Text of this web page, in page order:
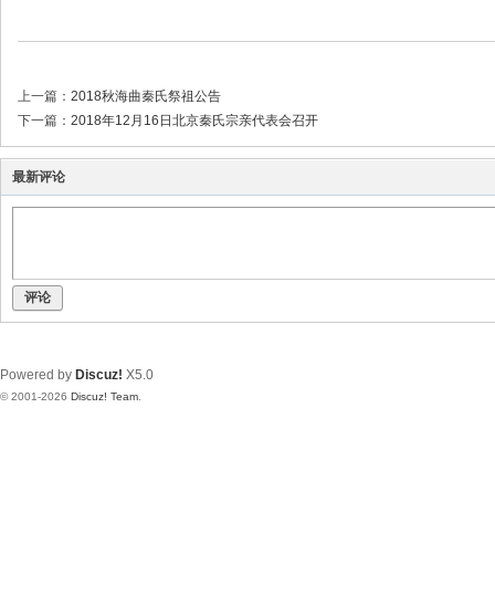
上一篇： 2018秋海曲秦氏祭祖公告
下一篇： 2018年12月16日北京秦氏宗亲代表会召开
最新评论
评论
Powered by Discuz! X5.0
© 2001-2026 Discuz! Team